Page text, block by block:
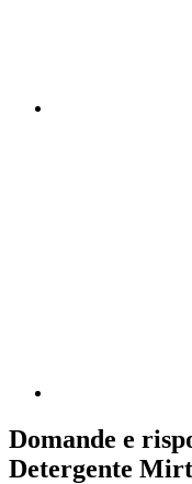
Domande e
Detergente